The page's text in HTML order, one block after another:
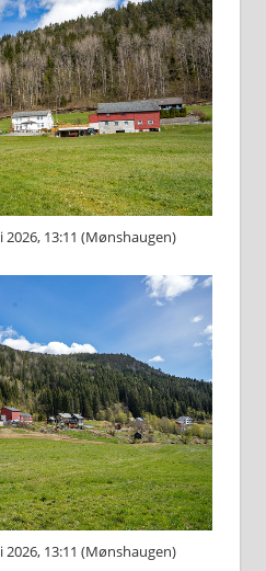
2026, 13:11 (Mønshaugen)
2026, 13:11 (Mønshaugen)